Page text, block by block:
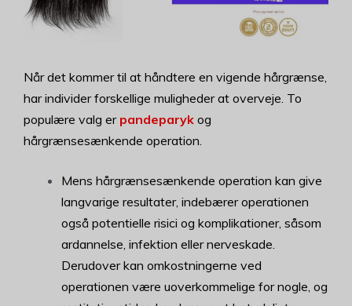
Når det kommer til at håndtere en vigende hårgrænse,
har individer forskellige muligheder at overveje. To
populære valg er pandeparyk og
hårgrænsesænkende operation.
Mens hårgrænsesænkende operation kan give
langvarige resultater, indebærer operationen
også potentielle risici og komplikationer, såsom
ardannelse, infektion eller nerveskade.
Derudover kan omkostningerne ved
operationen være uoverkommelige for nogle, og